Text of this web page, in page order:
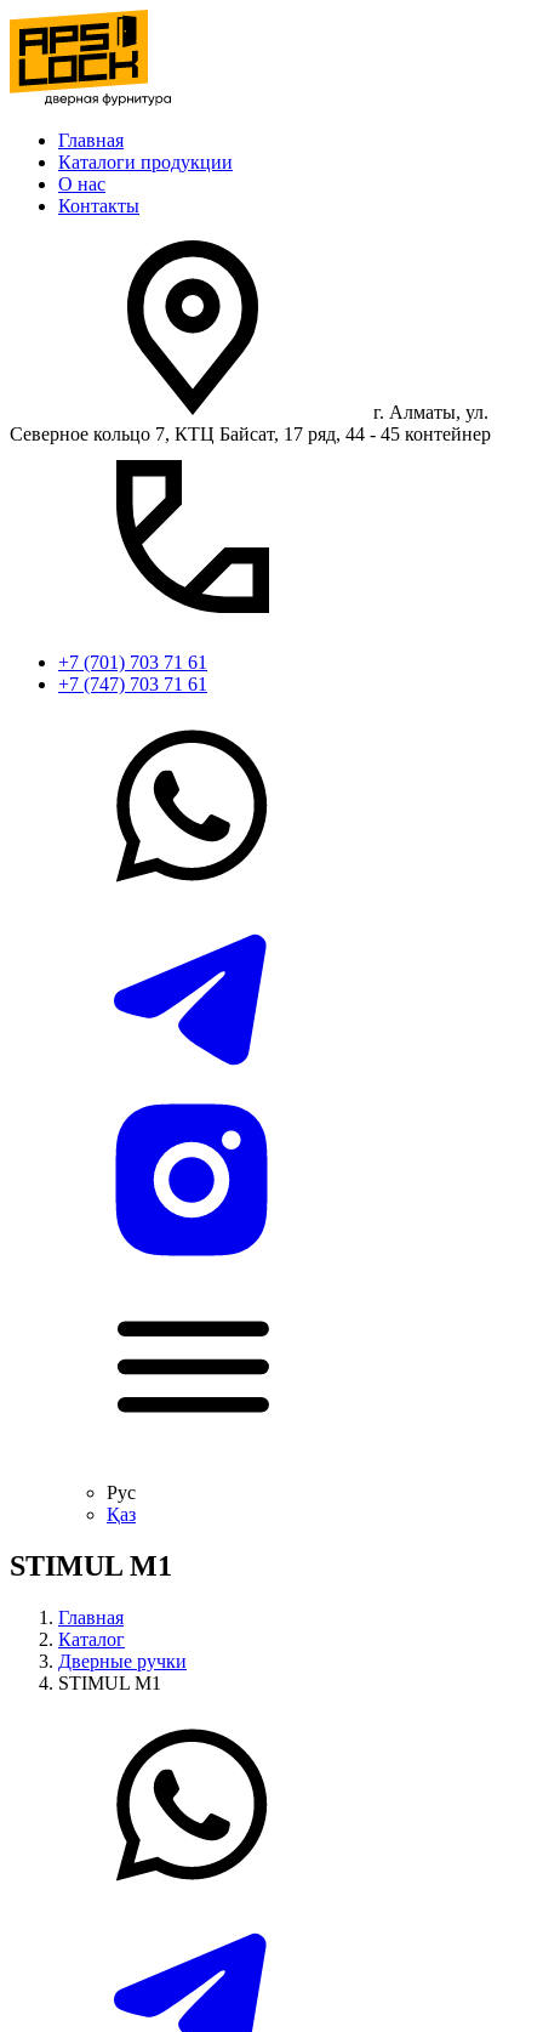
Главная
Каталоги продукции
О нас
Контакты
г. Алматы, ул.
Северное кольцо 7, КТЦ Байсат, 17 ряд, 44 - 45 контейнер
+7 (701) 703 71 61
+7 (747) 703 71 61
Рус
Қаз
STIMUL М1
Главная
Каталог
Дверные ручки
STIMUL М1